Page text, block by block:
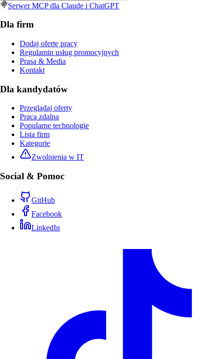
Serwer MCP dla Claude i ChatGPT
Dla firm
Dodaj ofertę pracy
Regulamin usług promocyjnych
Prasa & Media
Kontakt
Dla kandydatów
Przeglądaj oferty
Praca zdalna
Popularne technologie
Lista firm
Kategorie
Zwolnienia w IT
Social & Pomoc
GitHub
Facebook
LinkedIn